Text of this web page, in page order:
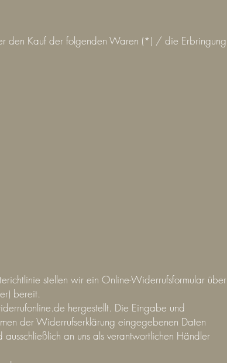
den Kauf der folgenden Waren (*) / die Erbringung
stellen wir ein Online-Widerrufsformular über
bereit.
hergestellt. Die Eingabe und
der Widerrufserklärung eingegebenen Daten
an uns als verantwortlichen Händler